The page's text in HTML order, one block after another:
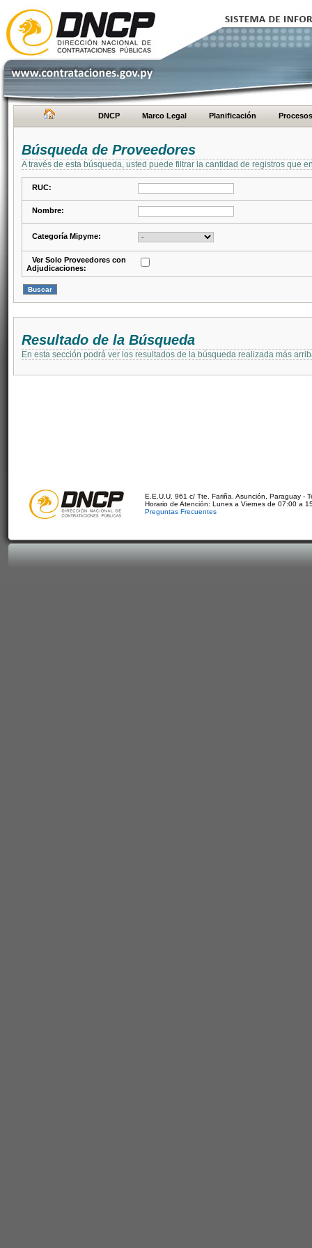
DNCP Marco Legal Planificación Procesos
Búsqueda de Proveedores
A través de esta búsqueda, usted puede filtrar la cantidad de registros que
RUC:
Nombre:
Categoría Mipyme:
Ver Solo Proveedores con
Adjudicaciones:
Resultado de la Búsqueda
En esta sección podrá ver los resultados de la búsqueda realizada más
E.E.U.U. 961 c/ Tte. Fariña. Asunción, Paraguay -
Horario de Atención: Lunes a Viernes de 07:00 a
Preguntas Frecuentes